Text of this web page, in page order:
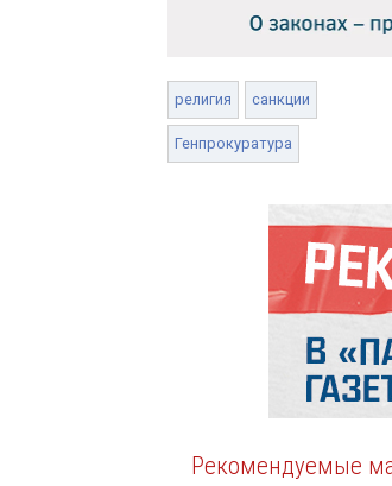
религия санкции
Генпрокуратура
Рекомендуемые